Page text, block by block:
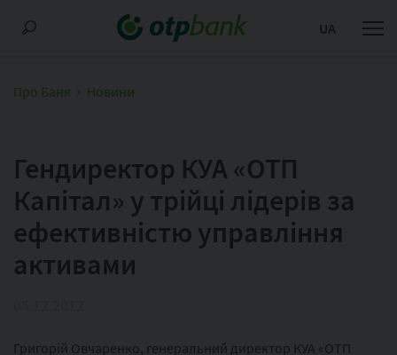
UA
Про Банк Новини
Гендиректор КУА «ОТП
Капітал» у трійці лідерів за
ефективністю управління
активами
Григорій Овчаренко, генеральний директор КУА «ОТП